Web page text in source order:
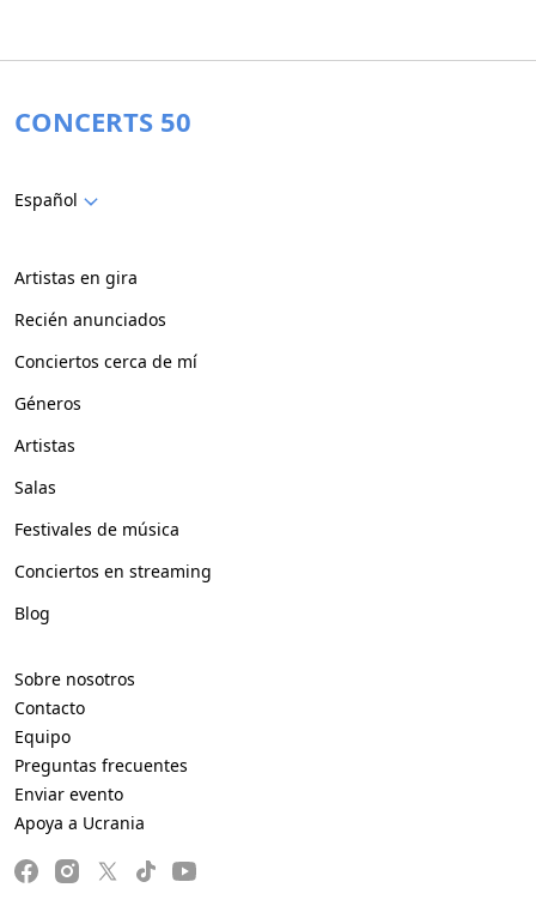
CONCERTS 50
Español
Artistas en gira
Recién anunciados
Conciertos cerca de mí
Géneros
Artistas
Salas
Festivales de música
Conciertos en streaming
Blog
Sobre nosotros
Contacto
Equipo
Preguntas frecuentes
Enviar evento
Apoya a Ucrania